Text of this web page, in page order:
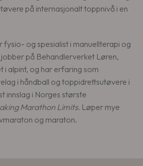
på internasjonalt toppnivå i en
fysio- og spesialist i manuellterapi og
på Behandlerverket Løren,
i alpint, og har erfaring som
i håndball og toppidrettsutøvere i
innslag i Norges største
Marathon Limits. Løper mye
og maraton.